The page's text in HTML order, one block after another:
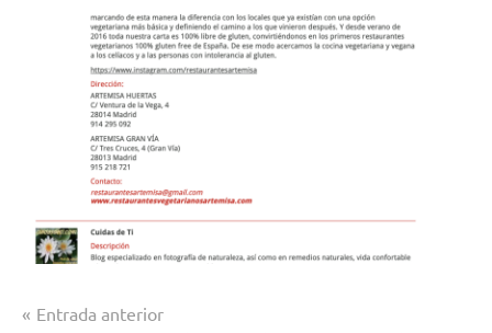
Navegación
Entrada anterior